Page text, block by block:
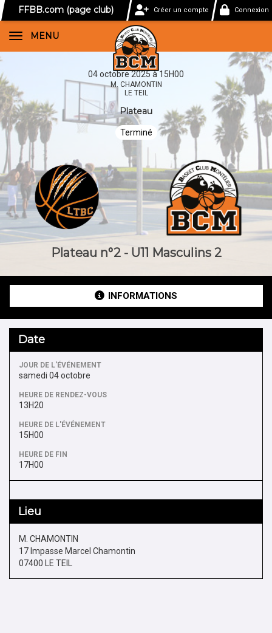
FFBB.com (page club) Créer un compte Connexion
MENU
04 octobre 2025 à 15H00
M. CHAMONTIN
LE TEIL
Plateau
Terminé
Plateau n°2 - U11 Masculins 2
INFORMATIONS
Date
JOUR DE L'ÉVÉNEMENT
samedi 04 octobre
HEURE DE RENDEZ-VOUS
13H20
HEURE DE L'ÉVÉNEMENT
15H00
HEURE DE FIN
17H00
Lieu
M. CHAMONTIN
17 Impasse Marcel Chamontin
07400 LE TEIL
Panneau de gestion des cookies